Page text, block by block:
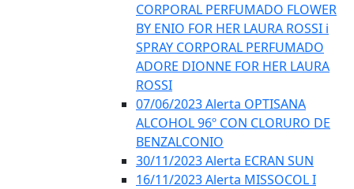
CORPORAL PERFUMADO FLOWER
BY ENIO FOR HER LAURA ROSSI i
SPRAY CORPORAL PERFUMADO
ADORE DIONNE FOR HER LAURA
ROSSI
07/06/2023 Alerta OPTISANA
ALCOHOL 96º CON CLORURO DE
BENZALCONIO
30/11/2023 Alerta ECRAN SUN
16/11/2023 Alerta MISSOCOL I